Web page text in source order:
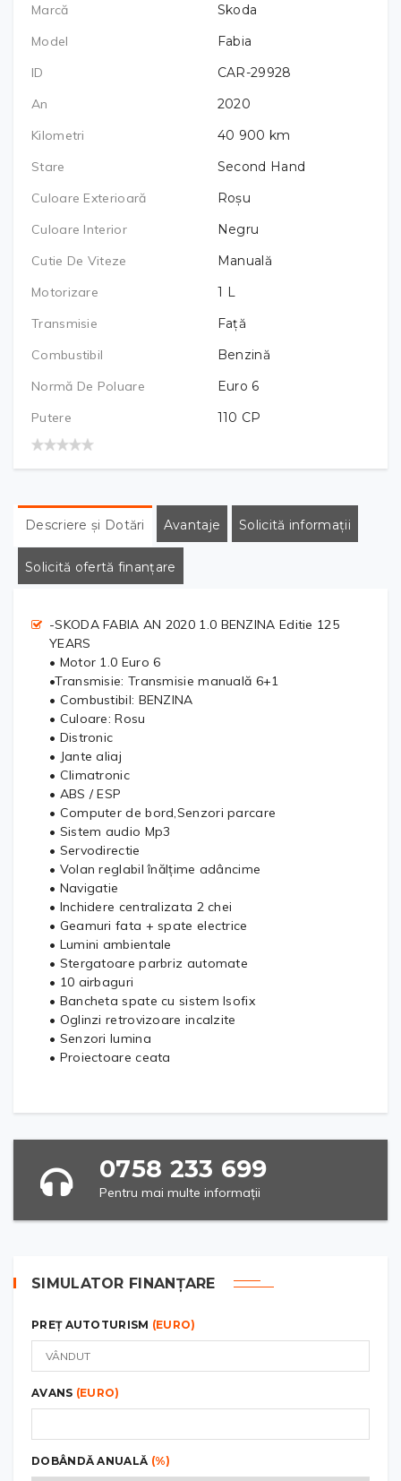
Marcă
Skoda
Model
Fabia
ID
CAR-29928
An
2020
Kilometri
40 900 km
Stare
Second Hand
Culoare Exterioară
Roșu
Culoare Interior
Negru
Cutie De Viteze
Manuală
Motorizare
1 L
Transmisie
Față
Combustibil
Benzină
Normă De Poluare
Euro 6
Putere
110 CP
Descriere și Dotări Avantaje Solicită informații
Solicită ofertă finanțare
-SKODA FABIA AN 2020 1.0 BENZINA Editie 125
YEARS
• Motor 1.0 Euro 6
•Transmisie: Transmisie manuală 6+1
• Combustibil: BENZINA
• Culoare: Rosu
• Distronic
• Jante aliaj
• Climatronic
• ABS / ESP
• Computer de bord,Senzori parcare
• Sistem audio Mp3
• Servodirectie
• Volan reglabil înălțime adâncime
• Navigatie
• Inchidere centralizata 2 chei
• Geamuri fata + spate electrice
• Lumini ambientale
• Stergatoare parbriz automate
• 10 airbaguri
• Bancheta spate cu sistem Isofix
• Oglinzi retrovizoare incalzite
• Senzori lumina
• Proiectoare ceata
0758 233 699
Pentru mai multe informații
SIMULATOR FINANȚARE
PREȚ AUTOTURISM (EURO)
AVANS (EURO)
DOBÂNDĂ ANUALĂ (%)